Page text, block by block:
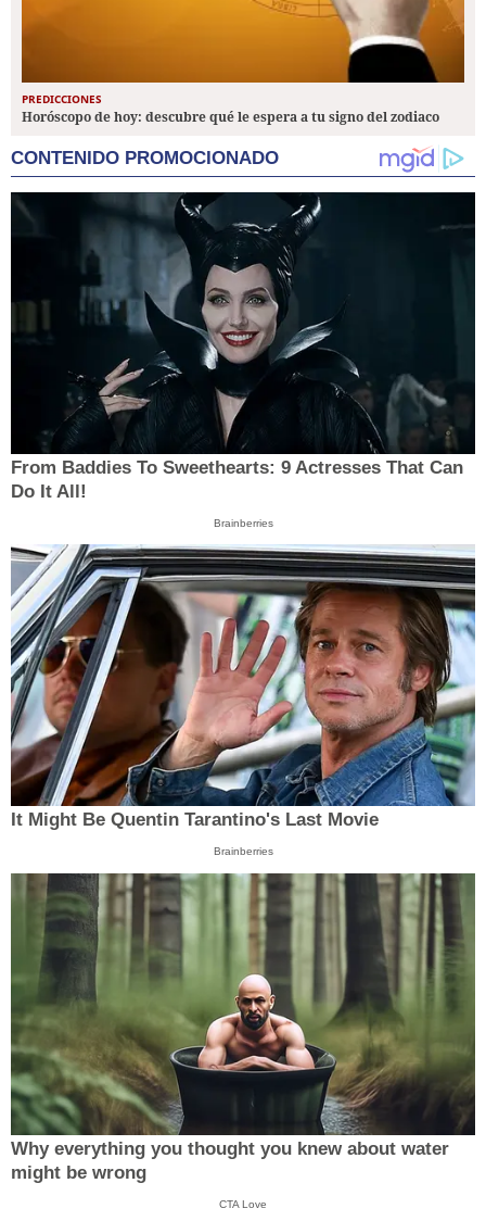
PREDICCIONES
Horóscopo de hoy: descubre qué le espera a tu signo del zodiaco
CONTENIDO PROMOCIONADO
From Baddies To Sweethearts: 9 Actresses That Can
Do It All!
Brainberries
It Might Be Quentin Tarantino's Last Movie
Brainberries
Why everything you thought you knew about water
might be wrong
CTA Love